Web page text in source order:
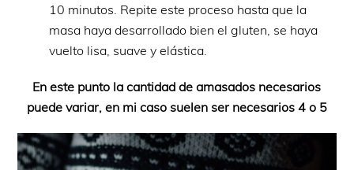
10 minutos. Repite este proceso hasta que la
masa haya desarrollado bien el gluten, se haya
vuelto lisa, suave y elástica.
En este punto la cantidad de amasados necesarios
puede variar, en mi caso suelen ser necesarios 4 o 5